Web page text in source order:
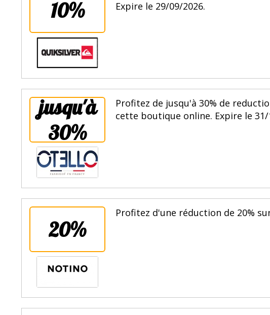
10%
Expire le 29/09/2026.
jusqu'à
30%
Profitez de jusqu'à 30% de
cette boutique online. Expire le 31/
20%
Profitez d'une réduction de 20%